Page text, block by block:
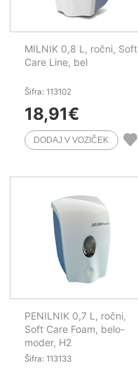
MILNIK 0,8 L, ročni, Soft
Care Line, bel
Šifra: 113102
18,91€
PENILNIK 0,7 L, ročni,
Soft Care Foam, belo-
moder, H2
Šifra: 113133